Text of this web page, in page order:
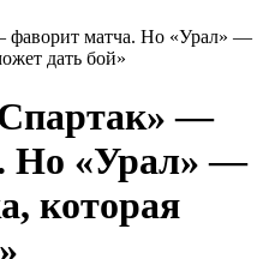
фаворит матча. Но «Урал» —
дать бой»
—
Но «Урал» —
которая